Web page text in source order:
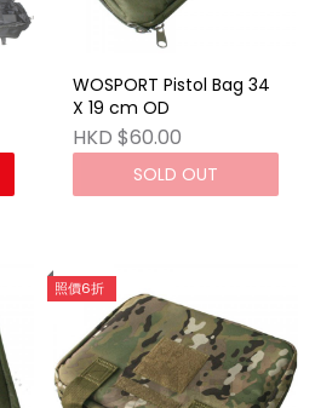
WOSPORT Pistol Bag 34
X 19 cm OD
HKD $60.00
SOLD OUT
照價6折